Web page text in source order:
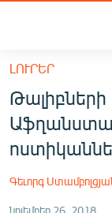
հիմնական
բովանդակությանը
Անցնել
հիմնական
մենյուին
ՀԱՅԱՍՏԱՆ
ՔԱՂԱՔԱԿԱՆ
ԼՈՒՐԵՐ
Գեւորգ
նոյեմբեր 26, 2018